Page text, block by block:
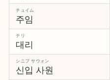
주임
チュイム
대리
テリ
신입 사원
シニプ サウォン